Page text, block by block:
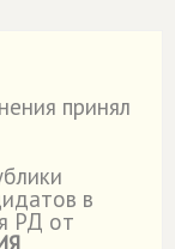
принял
в
РД от